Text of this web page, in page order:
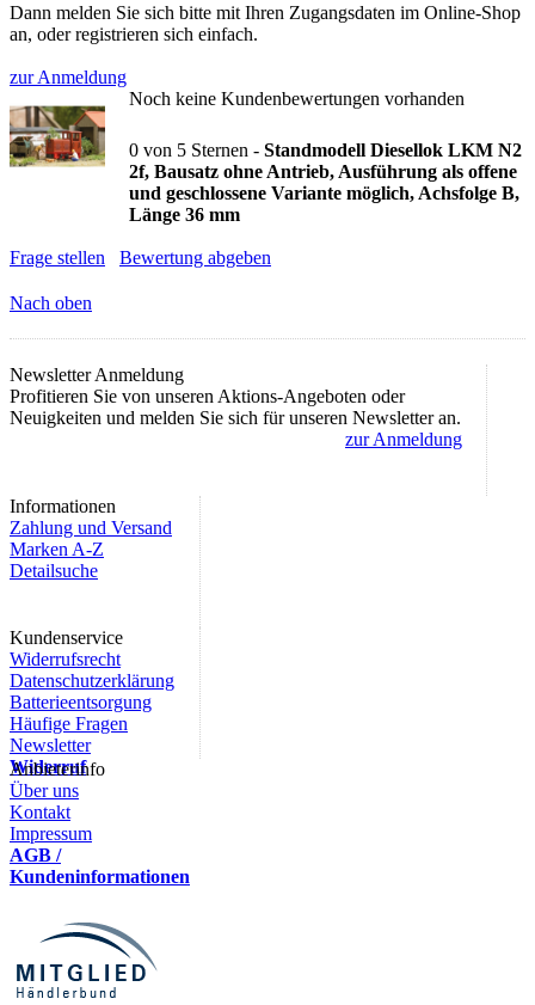
Dann melden Sie sich bitte mit Ihren Zugangsdaten im Online-Shop
an, oder registrieren sich einfach.
zur Anmeldung
Noch keine Kundenbewertungen vorhanden
0 von 5 Sternen - Standmodell Diesellok LKM N2
2f, Bausatz ohne Antrieb, Ausführung als offene
und geschlossene Variante möglich, Achsfolge B,
Länge 36 mm
Frage stellen Bewertung abgeben
Nach oben
Newsletter Anmeldung
Profitieren Sie von unseren Aktions-Angeboten oder
Neuigkeiten und melden Sie sich für unseren Newsletter an.
zur Anmeldung
Informationen
Zahlung und Versand
Marken A-Z
Detailsuche
Kundenservice
Widerrufsrecht
Datenschutzerklärung
Batterieentsorgung
Häufige Fragen
Newsletter
Widerruf
Anbieterinfo
Über uns
Kontakt
Impressum
AGB /
Kundeninformationen